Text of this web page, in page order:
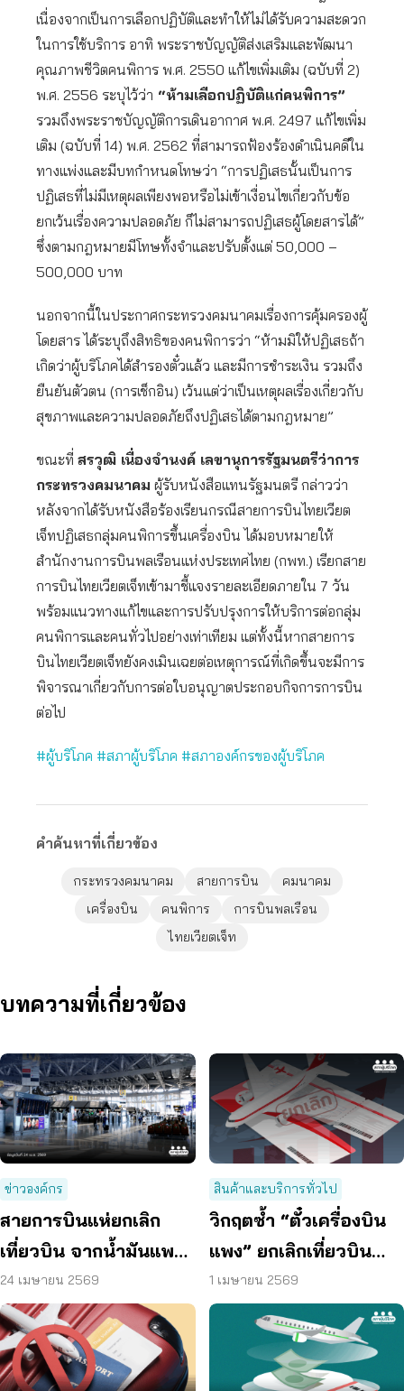
เนื่องจากเป็นการเลือกปฏิบัติและทำให้ไม่ได้รับความสะดวก
ในการใช้บริการ อาทิ พระราชบัญญัติส่งเสริมและพัฒนา
คุณภาพชีวิตคนพิการ พ.ศ. 2550 แก้ไขเพิ่มเติม (ฉบับที่ 2)
พ.ศ. 2556 ระบุไว้ว่า “ห้ามเลือกปฏิบัติแก่คนพิการ”
รวมถึงพระราชบัญญัติการเดินอากาศ พ.ศ. 2497 แก้ไขเพิ่ม
เติม (ฉบับที่ 14) พ.ศ. 2562 ที่สามารถฟ้องร้องดําเนินคดีใน
ทางแพ่งและมีบทกําหนดโทษว่า “การปฏิเสธนั้นเป็นการ
ปฏิเสธที่ไม่มีเหตุผลเพียงพอหรือไม่เข้าเงื่อนไขเกี่ยวกับข้อ
ยกเว้นเรื่องความปลอดภัย ก็ไม่สามารถปฏิเสธผู้โดยสารได้”
ซึ่งตามกฎหมายมีโทษทั้งจําและปรับตั้งแต่ 50,000 –
500,000 บาท
นอกจากนี้ในประกาศกระทรวงคมนาคมเรื่องการคุ้มครองผู้
โดยสาร ได้ระบุถึงสิทธิของคนพิการว่า “ห้ามมิให้ปฏิเสธถ้า
เกิดว่าผู้บริโภคได้สำรองตั๋วแล้ว และมีการชำระเงิน รวมถึง
ยืนยันตัวตน (การเช็กอิน) เว้นแต่ว่าเป็นเหตุผลเรื่องเกี่ยวกับ
สุขภาพและความปลอดภัยถึงปฏิเสธได้ตามกฎหมาย”
ขณะที่ สรวุฒิ เนื่องจำนงค์ เลขานุการรัฐมนตรีว่าการ
กระทรวงคมนาคม ผู้รับหนังสือแทนรัฐมนตรี กล่าวว่า
หลังจากได้รับหนังสือร้องเรียนกรณีสายการบินไทยเวียต
เจ็ทปฏิเสธกลุ่มคนพิการขึ้นเครื่องบิน ได้มอบหมายให้
สำนักงานการบินพลเรือนแห่งประเทศไทย (กพท.) เรียกสาย
การบินไทยเวียตเจ็ทเข้ามาชี้แจงรายละเอียดภายใน 7 วัน
พร้อมแนวทางแก้ไขและการปรับปรุงการให้บริการต่อกลุ่ม
คนพิการและคนทั่วไปอย่างเท่าเทียม แต่ทั้งนี้หากสายการ
บินไทยเวียตเจ็ทยังคงเมินเฉยต่อเหตุการณ์ที่เกิดขึ้นจะมีการ
พิจารณาเกี่ยวกับการต่อใบอนุญาตประกอบกิจการการบิน
ต่อไป
#ผู้บริโภค #สภาผู้บริโภค #สภาองค์กรของผู้บริโภค
คำค้นหาที่เกี่ยวข้อง
กระทรวงคมนาคม สายการบิน
คมนาคม
เครื่องบิน
คนพิการ
การบินพลเรือน
ไทยเวียตเจ็ท
บทความที่เกี่ยวข้อง
ข่าวองค์กร
สายการบินแห่ยกเลิก
เที่ยวบิน จากน้ำมันแพง
ต้องมีการเยียวยา ชดเชย
ให้แก่ผู้บริโภค
24 เมษายน 2569
สินค้าและบริการทั่วไป
วิกฤตซ้ำ “ตั๋วเครื่องบิน
แพง” ยกเลิกเที่ยวบิน
เบรกขึ้นค่าธรรมเนียม
1 เมษายน 2569